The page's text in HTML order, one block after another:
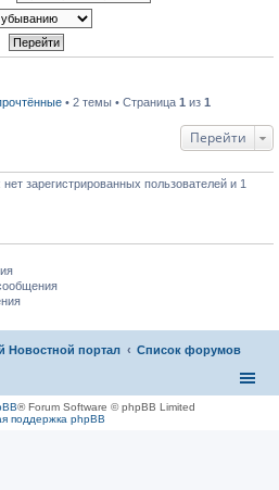
• 2 темы • Страница 1 из 1
Перейти
зарегистрированных пользователей и 1
Новостной портал Список форумов
® Forum Software © phpBB Limited
поддержка phpBB